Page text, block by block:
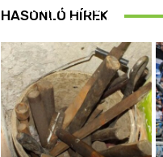
HASONLÓ HÍREK
Idén is közösen
ellenőriztek